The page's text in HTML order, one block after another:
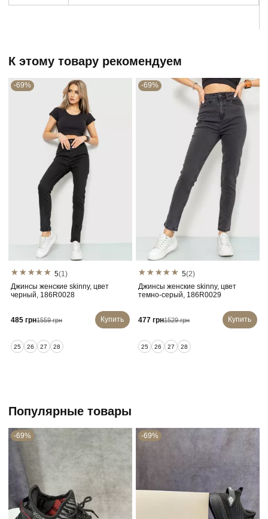
К этому товару рекомендуем
-69%
5(1)
Джинсы женские skinny, цвет
черный, 186R0028
485 грн1559 грн Купить
25 26 27 28
-69%
5(2)
Джинсы женские skinny, цвет
темно-серый, 186R0029
477 грн1529 грн Купить
25 26 27 28
Популярные товары
-69% -69%